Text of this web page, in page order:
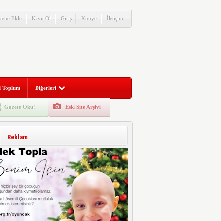
Ekle Kayıt Ol Giriş Künye İletişim
Toplum Diğerleri
Gazete Oku! Eski Site Arşivi
Reklam